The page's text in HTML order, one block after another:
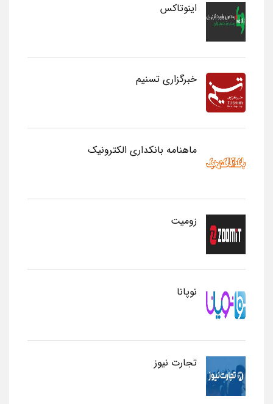
اینوتاکس
خبرگزاری تسنیم
ماهنامه بانکداری الکترونیک
زومیت
نوپانا
تجارت نیوز